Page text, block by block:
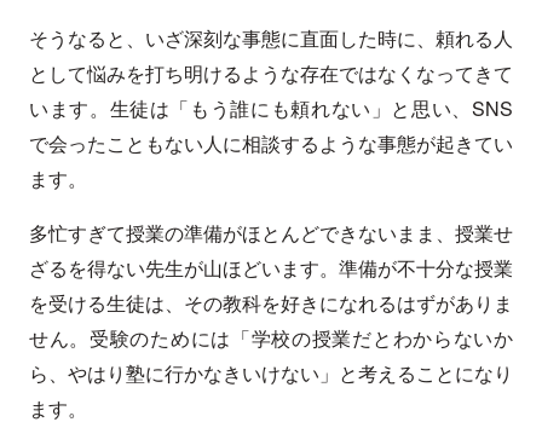
そうなると、いざ深刻な事態に直面した時に、頼れる人
として悩みを打ち明けるような存在ではなくなってきて
います。生徒は「もう誰にも頼れない」と思い、SNS
で会ったこともない人に相談するような事態が起きてい
ます。
多忙すぎて授業の準備がほとんどできないまま、授業せ
ざるを得ない先生が山ほどいます。準備が不十分な授業
を受ける生徒は、その教科を好きになれるはずがありま
せん。受験のためには「学校の授業だとわからないか
ら、やはり塾に行かなきいけない」と考えることになり
ます。